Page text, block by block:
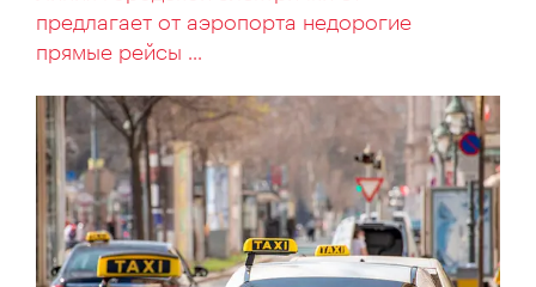
предлагает от аэропорта недорогие
прямые рейсы ...